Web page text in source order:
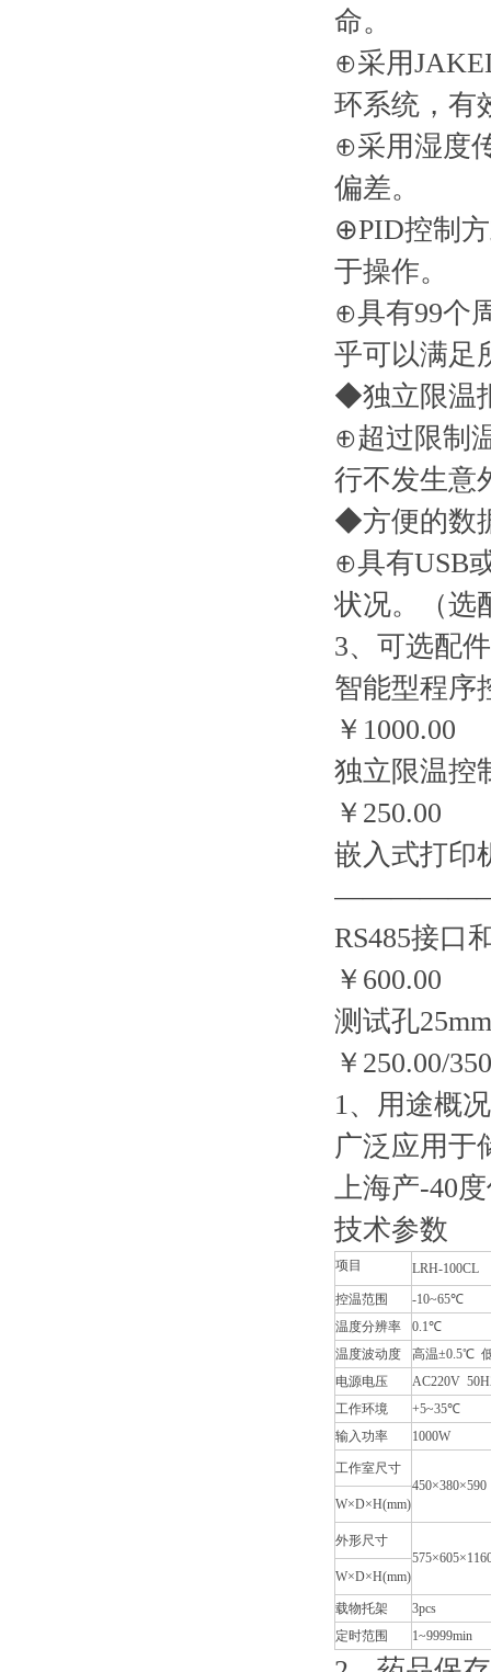
命。
⊕采用
环系统，有
⊕采用湿度
偏差。
⊕PID控制
于操作。
⊕具有99个
乎可以满足
◆独立限温
⊕超过限制
行不发生意
◆方便的数
⊕具有USB
状况。（选
3、可选配件
智能型
￥1000.00
独立限
￥250.00
嵌入式打印
RS485
￥600.00
测试孔
￥250.00/
1、用途概况
广泛应用于
上海产-40
技术参数
项目
LRH-100CL
控温范围
-10~65℃
温度分辨率
0.1℃
温度波动度
高温±0.5℃
电源电压
AC220V
工作环境
+5~35℃
输入功率
1000W
工作室尺寸
450×380×590
W×D×H(mm)
外形尺寸
W×D×H(mm)
载物托架
3pcs
定时范围
1~9999min